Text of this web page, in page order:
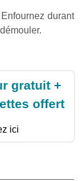
durant
gratuit +
offert
ici